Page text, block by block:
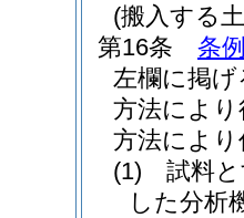
(搬入する
第16条
条
左欄に掲
方法によ
方法によ
(1)
試料
した分析